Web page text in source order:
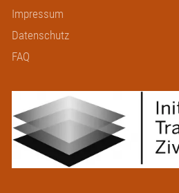
Impressum
Datenschutz
FAQ